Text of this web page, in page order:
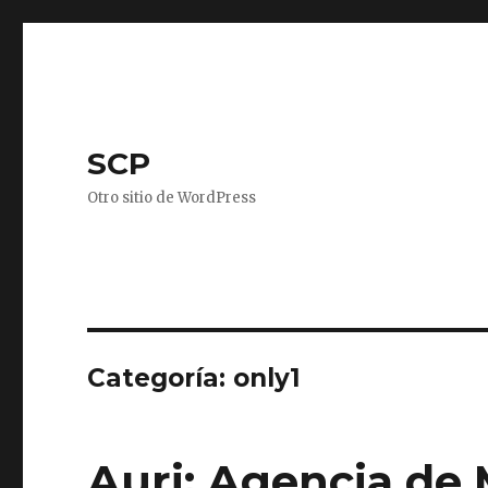
SCP
Otro sitio de WordPress
Categoría: only1